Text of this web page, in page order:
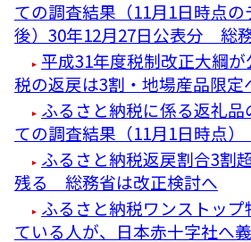
ての調査結果（11月1日時点
後）30年12月27日公表分 総
平成31年度税制改正大綱
税の返戻は3割・地場産品限定
ふるさと納税に係る返礼
ての調査結果（11月1日時点
ふるさと納税返戻割合3割
残る 総務省は改正検討へ
ふるさと納税ワンストッ
ている人が、日本赤十字社へ